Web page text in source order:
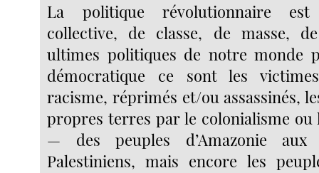
La politique révolutionnaire
collective, de classe, de masse,
ultimes politiques de notre monde
démocratique ce sont les
racisme, réprimés et/ou assassinés,
propres terres par le colonialisme ou
— des peuples d’Amazonie aux
Palestiniens, mais encore les